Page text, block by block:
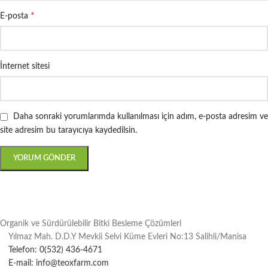
E-posta *
İnternet sitesi
Daha sonraki yorumlarımda kullanılması için adım, e-posta adresim ve
site adresim bu tarayıcıya kaydedilsin.
Organik ve Sürdürülebilir Bitki Besleme Çözümleri
Yılmaz Mah. D.D.Y Mevkii Selvi Küme Evleri No:13 Salihli/Manisa
Telefon: 0(532) 436-4671
E-mail: info@teoxfarm.com